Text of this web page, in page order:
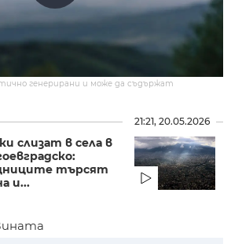
генерирани и може да съдържат
слизат в села в
търсят
и...
21:21, 20.05.2026